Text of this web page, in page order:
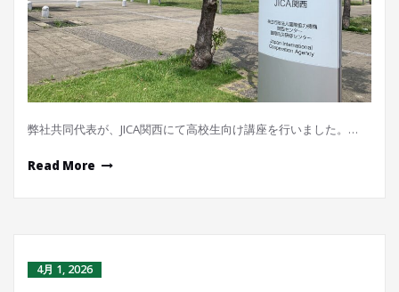
弊社共同代表が、JICA関西にて高校生向け講座を行いました。…
Read More
4月 1, 2026